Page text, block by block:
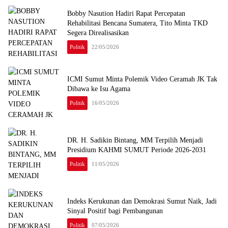
Bobby Nasution Hadiri Rapat Percepatan
Rehabilitasi Bencana Sumatera, Tito Minta TKD
Segera Direalisasikan
Politik 22/05/2026
ICMI Sumut Minta Polemik Video Ceramah JK Tak
Dibawa ke Isu Agama
Politik 16/05/2026
DR. H. Sadikin Bintang, MM Terpilih Menjadi
Presidium KAHMI SUMUT Periode 2026-2031
Politik 11/05/2026
Indeks Kerukunan dan Demokrasi Sumut Naik, Jadi
Sinyal Positif bagi Pembangunan
Politik 07/05/2026